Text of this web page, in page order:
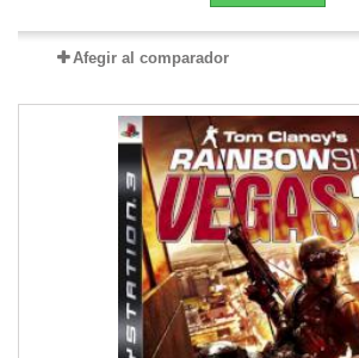
Afegir al comparador